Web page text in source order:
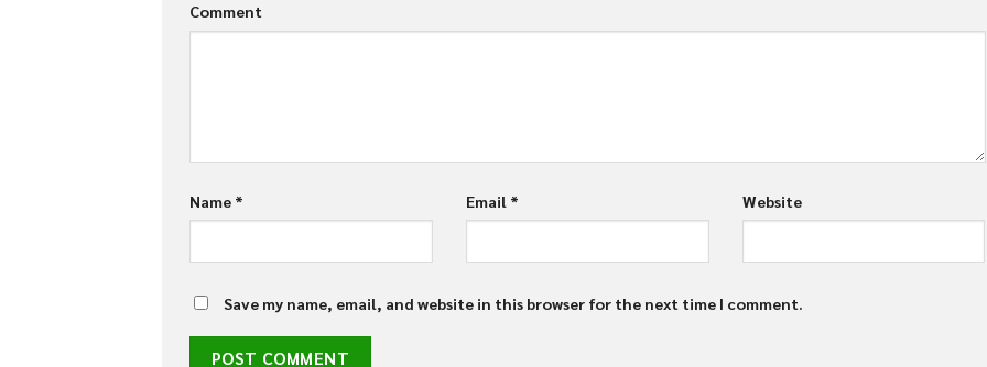
Comment
Name * Email * Website
Save my name, email, and website in this browser for the next time I comment.